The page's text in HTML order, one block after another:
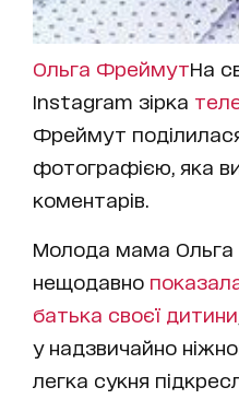
Ольга ФреймутНа
Instagram зірка
Фреймут
фотографією, яка
коментарів.
Молода мама Ольга
нещодавно
батька своєї дитини
у надзвичайно
легка сукня